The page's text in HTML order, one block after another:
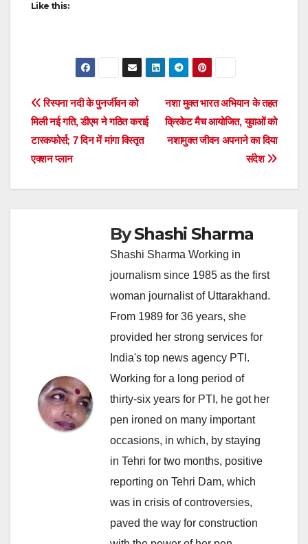
Like this:
Post
navigation
नशा मुक्त भारत अभियान के तहत
क्रिकेट मैच आयोजित, युवाओं को
नशामुक्त जीवन अपनाने का दिया
संदेश
रिस्पना नदी के पुनर्जीवन को
मिली नई गति, डीएम ने गठित कराई
टास्कफोर्स; 7 दिन में मांगा विस्तृत
एक्शन प्लान
ByShashi Sharma
Shashi Sharma Working in
journalism since 1985 as the first
woman journalist of Uttarakhand.
From 1989 for 36 years, she
provided her strong services for
India's top news agency PTI.
Working for a long period of
thirty-six years for PTI, he got her
pen ironed on many important
occasions, in which, by staying
in Tehri for two months, positive
reporting on Tehri Dam, which
was in crisis of controversies,
paved the way for construction